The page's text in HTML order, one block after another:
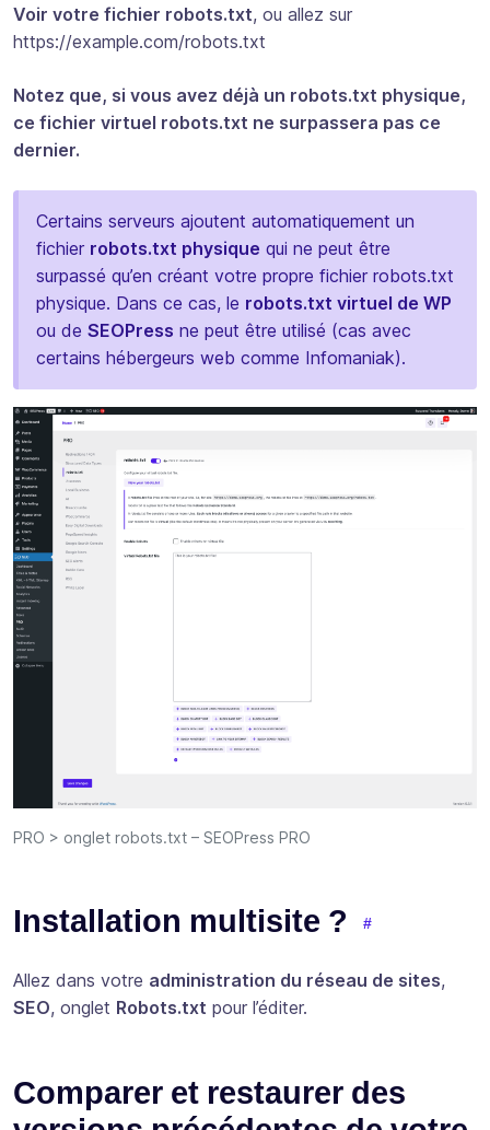
Voir votre fichier robots.txt, ou allez sur
https://example.com/robots.txt
Notez que, si vous avez déjà un robots.txt physique,
ce fichier virtuel robots.txt ne surpassera pas ce
dernier.
Certains serveurs ajoutent automatiquement un
fichier robots.txt physique qui ne peut être
surpassé qu’en créant votre propre fichier robots.txt
physique. Dans ce cas, le robots.txt virtuel de WP
ou de SEOPress ne peut être utilisé (cas avec
certains hébergeurs web comme Infomaniak).
PRO > onglet robots.txt – SEOPress PRO
Installation multisite ?
Allez dans votre administration du réseau de sites,
SEO, onglet Robots.txt pour l’éditer.
Comparer et restaurer des